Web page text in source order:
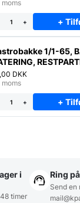
moms
+ +
1/1-65,
DKK
moms
+ +
i
timer
Ring
Send en